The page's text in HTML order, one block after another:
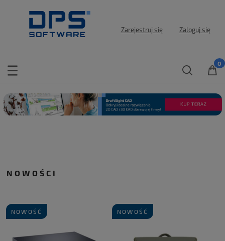
Zarejestruj się Zaloguj się
NOWOŚCI
NOWOŚĆ NOWOŚĆ